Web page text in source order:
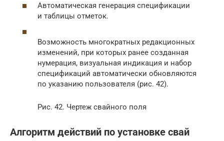
Автоматическая генерация спецификации
и таблицы отметок.
Возможность многократных редакционных
изменений, при которых ранее созданная
нумерация, визуальная индикация и набор
спецификаций автоматически обновляются
по указанию пользователя (рис. 42).
Рис. 42. Чертеж свайного поля
Алгоритм действий по установке свай